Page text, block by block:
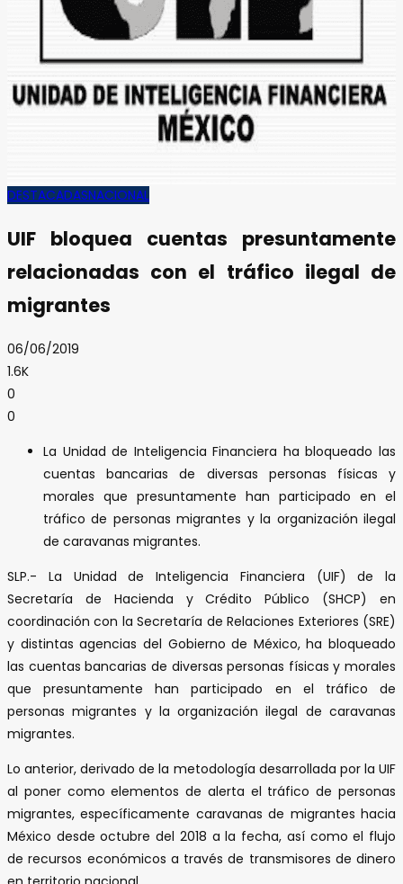
DESTACADASNACIONAL
UIF bloquea cuentas presuntamente
relacionadas con el tráfico ilegal de
migrantes
06/06/2019
1.6K
0
0
La Unidad de Inteligencia Financiera ha bloqueado las
cuentas bancarias de diversas personas físicas y
morales que presuntamente han participado en el
tráfico de personas migrantes y la organización ilegal
de caravanas migrantes.
SLP.- La Unidad de Inteligencia Financiera (UIF) de la
Secretaría de Hacienda y Crédito Público (SHCP) en
coordinación con la Secretaría de Relaciones Exteriores (SRE)
y distintas agencias del Gobierno de México, ha bloqueado
las cuentas bancarias de diversas personas físicas y morales
que presuntamente han participado en el tráfico de
personas migrantes y la organización ilegal de caravanas
migrantes.
Lo anterior, derivado de la metodología desarrollada por la UIF
al poner como elementos de alerta el tráfico de personas
migrantes, específicamente caravanas de migrantes hacia
México desde octubre del 2018 a la fecha, así como el flujo
de recursos económicos a través de transmisores de dinero